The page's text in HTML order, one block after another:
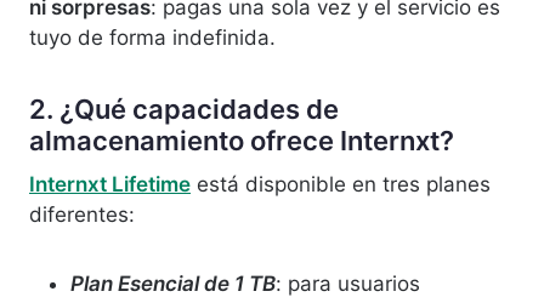
ni sorpresas: pagas una sola vez y el servicio es
tuyo de forma indefinida.
2. ¿Qué capacidades de
almacenamiento ofrece Internxt?
Internxt Lifetime está disponible en tres planes
diferentes:
Plan Esencial de 1 TB: para usuarios